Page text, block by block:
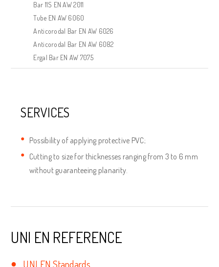
Bar 11S EN AW 2011
Tube EN AW 6060
Anticorodal Bar EN AW 6026
Anticorodal Bar EN AW 6082
Ergal Bar EN AW 7075
SERVICES
Possibility of applying protective PVC;
Cutting to size for thicknesses ranging from 3 to 6 mm
without guaranteeing planarity.
UNI EN REFERENCE
UNI EN Standards